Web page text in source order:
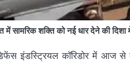
में सामरिक शक्ति को नई धार देने की दिशा
इंडस्ट्रियल कॉरिडोर में आज से